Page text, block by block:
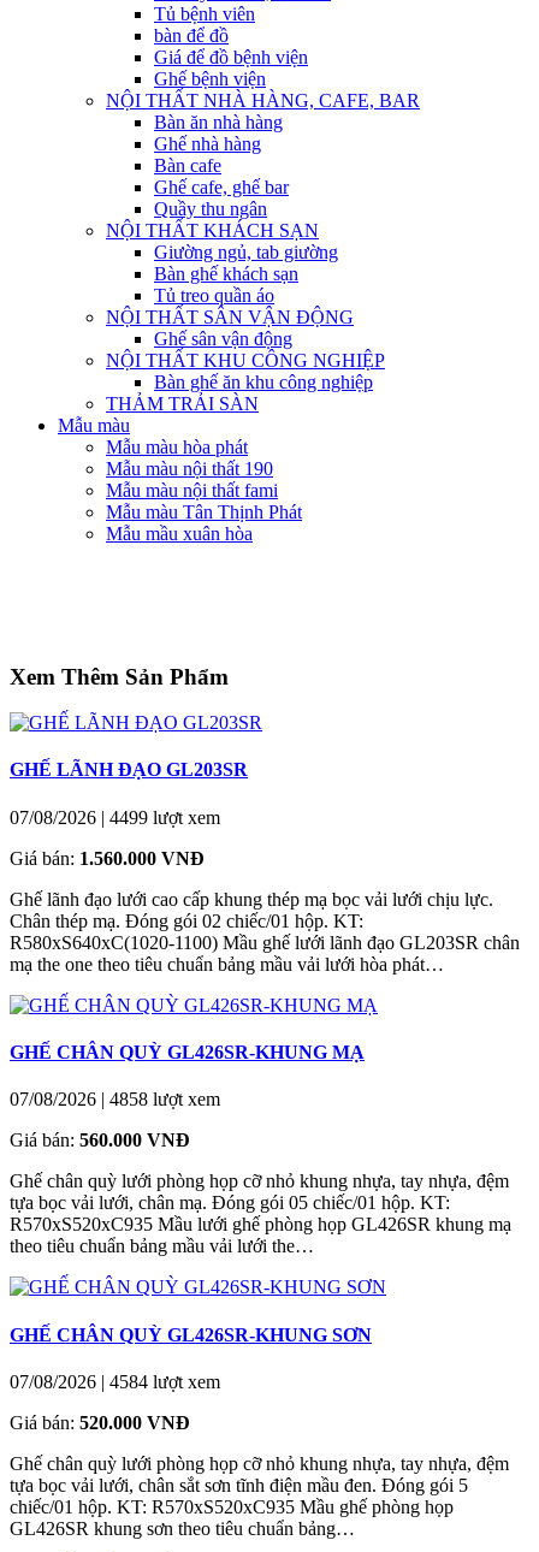
Tủ bệnh viên
bàn để đồ
Giá để đồ bệnh viện
Ghế bệnh viện
NỘI THẤT NHÀ HÀNG, CAFE, BAR
Bàn ăn nhà hàng
Ghế nhà hàng
Bàn cafe
Ghế cafe, ghế bar
Quầy thu ngân
NỘI THẤT KHÁCH SẠN
Giường ngủ, tab giường
Bàn ghế khách sạn
Tủ treo quần áo
NỘI THẤT SÂN VẬN ĐỘNG
Ghế sân vận động
NỘI THẤT KHU CÔNG NGHIỆP
Bàn ghế ăn khu công nghiệp
THẢM TRẢI SÀN
Mẫu màu
Mẫu màu hòa phát
Mẫu màu nội thất 190
Mẫu màu nội thất fami
Mẫu màu Tân Thịnh Phát
Mẫu mầu xuân hòa
Xem Thêm Sản Phẩm
GHẾ LÃNH ĐẠO GL203SR
07/08/2026 | 4499 lượt xem
Giá bán: 1.560.000 VNĐ
Ghế lãnh đạo lưới cao cấp khung thép mạ bọc vải lưới chịu lực.
Chân thép mạ. Đóng gói 02 chiếc/01 hộp. KT:
R580xS640xC(1020-1100) Mầu ghế lưới lãnh đạo GL203SR chân
mạ the one theo tiêu chuẩn bảng mầu vải lưới hòa phát…
GHẾ CHÂN QUỲ GL426SR-KHUNG MẠ
07/08/2026 | 4858 lượt xem
Giá bán: 560.000 VNĐ
Ghế chân quỳ lưới phòng họp cỡ nhỏ khung nhựa, tay nhựa, đệm
tựa bọc vải lưới, chân mạ. Đóng gói 05 chiếc/01 hộp. KT:
R570xS520xC935 Mầu lưới ghế phòng họp GL426SR khung mạ
theo tiêu chuẩn bảng mầu vải lưới the…
GHẾ CHÂN QUỲ GL426SR-KHUNG SƠN
07/08/2026 | 4584 lượt xem
Giá bán: 520.000 VNĐ
Ghế chân quỳ lưới phòng họp cỡ nhỏ khung nhựa, tay nhựa, đệm
tựa bọc vải lưới, chân sắt sơn tĩnh điện mầu đen. Đóng gói 5
chiếc/01 hộp. KT: R570xS520xC935 Mầu ghế phòng họp
GL426SR khung sơn theo tiêu chuẩn bảng…